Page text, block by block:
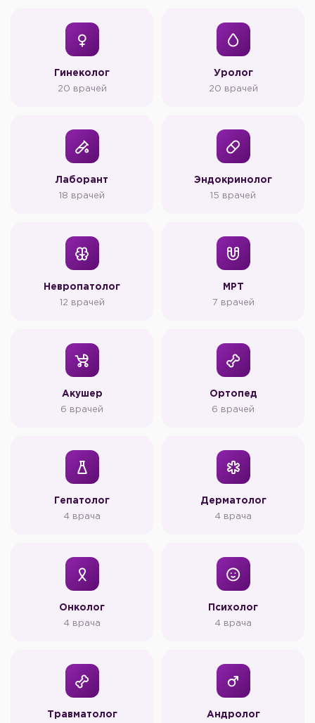
Гинеколог
20 врачей
Уролог
20 врачей
Лаборант
18 врачей
Эндокринолог
15 врачей
Невропатолог
12 врачей
МРТ
7 врачей
Акушер
6 врачей
Ортопед
6 врачей
Гепатолог
4 врача
Дерматолог
4 врача
Онколог
4 врача
Психолог
4 врача
Травматолог Андролог